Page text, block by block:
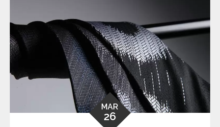
MAR
26